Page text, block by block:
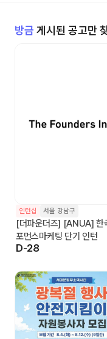
방금 게시된 공고만
인턴십 서울 강남구
[더파운더즈] [ANUA] 한
포먼스마케팅 단기 인턴
D-28